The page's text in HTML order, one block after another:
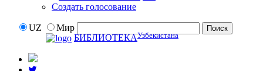
Создать голосование
UZ
Мир
БИБЛИОТЕКАУзбекистана